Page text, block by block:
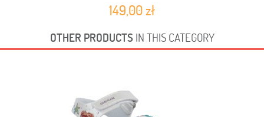
149,00 zł
OTHER PRODUCTS IN THIS CATEGORY